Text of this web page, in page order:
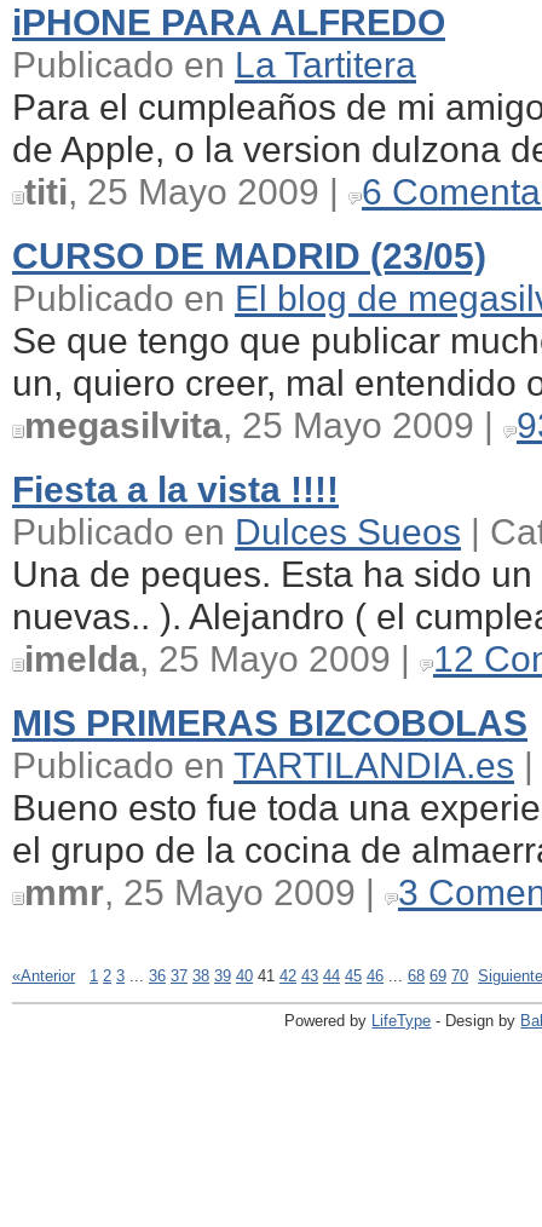
iPHONE PARA ALFREDO
Publicado en La Tartitera
Para el cumpleaños de mi
de Apple, o la version dulzona
titi, 25 Mayo 2009 |
6
CURSO DE MADRID (23/05)
Publicado en El blog de
Se que tengo que publicar
un, quiero creer, mal entendido
megasilvita, 25 Mayo 2009 |
Fiesta a la vista !!!!
Publicado en Dulces Sueos |
Una de peques. Esta ha sido
nuevas.. ). Alejandro ( el
imelda, 25 Mayo 2009 |
12
MIS PRIMERAS BIZCOBOLAS
Publicado en TARTILANDIA.es
Bueno esto fue toda una
el grupo de la cocina de
mmr, 25 Mayo 2009 | 3
«Anterior 1 2 3 ... 36 37 38 39 40 41 42 43 44 45 46 ... 68 69 70
Powered by LifeType - Design by